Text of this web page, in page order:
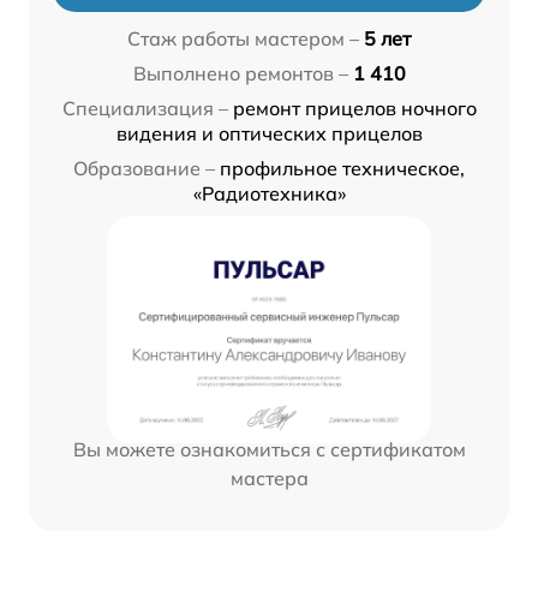
Стаж работы мастером – 5 лет
Выполнено ремонтов – 1 410
Специализация – ремонт прицелов ночного
видения и оптических прицелов
Образование – профильное техническое,
«Радиотехника»
Вы можете ознакомиться с сертификатом
мастера